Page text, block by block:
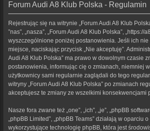
Forum Audi A8 Klub Polska - Regulamin
Rejestrując się na witrynie „Forum Audi A8 Klub
”nas”, „nasza”, „Forum Audi A8 Klub Polska”, „https://
wyszczególnione poniżej postanowienia. Jeśli ich nie
miejsce, naciskając przycisk „Nie akceptuję”.
Audi A8 Klub Polska” ma prawo w dowolnym czasie
postanowienia, informując cię o zmianach, niemniej
użytkownicy sami regularnie zaglądali do tego
witryny „Forum Audi A8 Klub Polska” po zmianach
akceptujesz te zmiany ze wszelkimi konsekwencjami
Nasze fora zwane też „one”, „ich”, „je”, „phpBB
„phpBB Limited”, „phpBB Teams” działają w oparciu
wykorzystujące technologię phpBB, która jest